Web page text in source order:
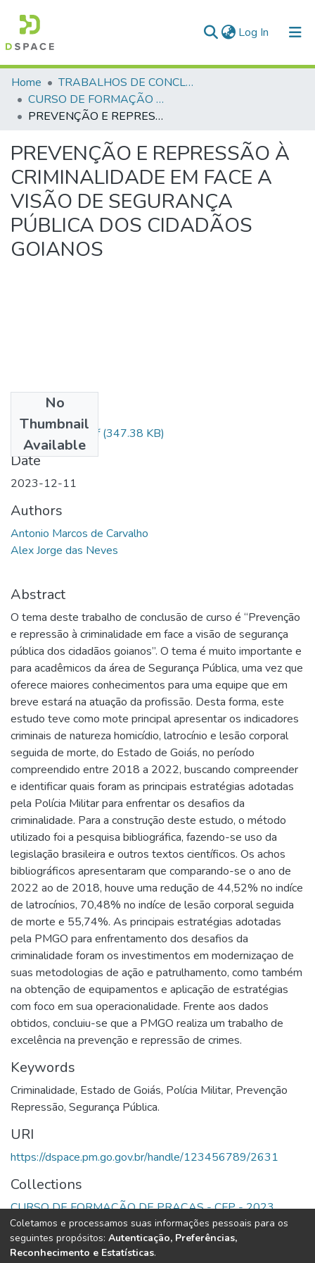
Log In (current)
Communities & Collections
All of DSpace
Home
TRABALHOS DE CONCLUSÃO DE CURSO - CFP (CURSO DE FORMAÇÃO DE PRAÇAS)
CURSO DE FORMAÇÃO DE PRAÇAS - CFP - 2023
PREVENÇÃO E REPRESSÃO À CRIMINALIDADE EM FACE A VISÃO DE SEGURANÇA PÚBLICA DOS CIDADÃOS GOIANOS
PREVENÇÃO E REPRESSÃO À
CRIMINALIDADE EM FACE A
VISÃO DE SEGURANÇA
PÚBLICA DOS CIDADÃOS
GOIANOS
No
Thumbnail
Available
Antonio PM-1.pdf(347.38 KB)
Date
2023-12-11
Authors
Antonio Marcos de Carvalho
Alex Jorge das Neves
Abstract
O tema deste trabalho de conclusão de curso é “Prevenção
e repressão à criminalidade em face a visão de segurança
pública dos cidadãos goianos”. O tema é muito importante e
para acadêmicos da área de Segurança Pública, uma vez que
oferece maiores conhecimentos para uma equipe que em
breve estará na atuação da profissão. Desta forma, este
estudo teve como mote principal apresentar os indicadores
criminais de natureza homicídio, latrocínio e lesão corporal
seguida de morte, do Estado de Goiás, no período
compreendido entre 2018 a 2022, buscando compreender
e identificar quais foram as principais estratégias adotadas
pela Polícia Militar para enfrentar os desafios da
criminalidade. Para a construção deste estudo, o método
utilizado foi a pesquisa bibliográfica, fazendo-se uso da
legislação brasileira e outros textos científicos. Os achos
bibliográficos apresentaram que comparando-se o ano de
2022 ao de 2018, houve uma redução de 44,52% no indíce
de latrocínios, 70,48% no indíce de lesão corporal seguida
de morte e 55,74%. As principais estratégias adotadas
pela PMGO para enfrentamento dos desafios da
criminalidade foram os investimentos em modernizaçao de
suas metodologias de ação e patrulhamento, como também
na obtenção de equipamentos e aplicação de estratégias
com foco em sua operacionalidade. Frente aos dados
obtidos, concluiu-se que a PMGO realiza um trabalho de
excelência na prevenção e repressão de crimes.
Keywords
Criminalidade, Estado de Goiás, Polícia Militar, Prevenção
Repressão, Segurança Pública.
URI
https://dspace.pm.go.gov.br/handle/123456789/2631
Collections
CURSO DE FORMAÇÃO DE PRAÇAS - CFP - 2023
Full item page
Coletamos e processamos suas informações pessoais para os
seguintes propósitos: Autenticação, Preferências,
Reconhecimento e Estatísticas.